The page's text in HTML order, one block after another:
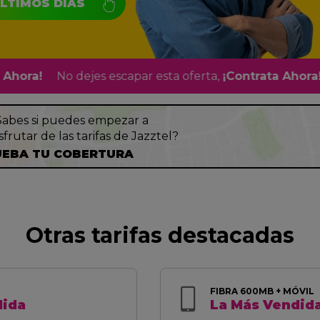
DÍAS
No dejes escapar esta oferta,¡Contrata Ahora! No
si puedes empezar a
de las tarifas de Jazztel?
TU COBERTURA
Otras tarifas destacadas
FIBRA 600MB + MÓVIL
La Más